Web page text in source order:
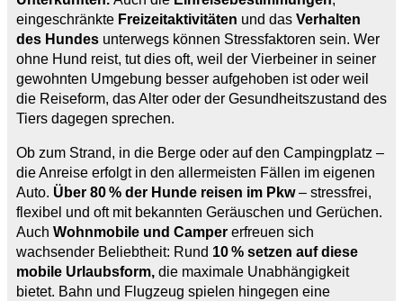
eingeschränkte Freizeitaktivitäten und das Verhalten
des Hundes unterwegs können Stressfaktoren sein. Wer
ohne Hund reist, tut dies oft, weil der Vierbeiner in seiner
gewohnten Umgebung besser aufgehoben ist oder weil
die Reiseform, das Alter oder der Gesundheitszustand des
Tiers dagegen sprechen.
Ob zum Strand, in die Berge oder auf den Campingplatz –
die Anreise erfolgt in den allermeisten Fällen im eigenen
Auto. Über 80 % der Hunde reisen im Pkw– stressfrei,
flexibel und oft mit bekannten Geräuschen und Gerüchen.
Auch Wohnmobile und Camper erfreuen sich
wachsender Beliebtheit: Rund 10 % setzen auf diese
mobile Urlaubsform, die maximale Unabhängigkeit
bietet. Bahn und Flugzeug spielen hingegen eine